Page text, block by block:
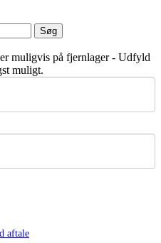
Søg
muligvis på fjernlager - Udfyld
muligt.
aftale